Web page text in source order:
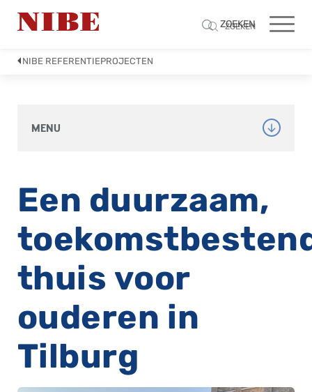
ZOEKEN
ZOEKEN
NIBE REFERENTIEPROJECTEN
MENU
Een duurzaam,
thuis voor
ouderen in
Tilburg